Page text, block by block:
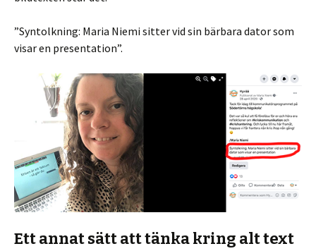
”Syntolkning: Maria Niemi sitter vid sin bärbara dator som
visar en presentation”.
Ett annat sätt att tänka kring alt text